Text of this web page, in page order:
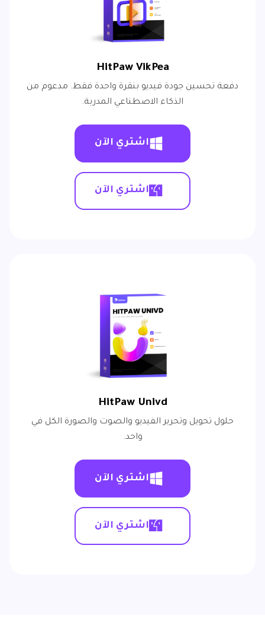
HitPaw VikPea
دفعة تحسين جودة فيديو بنقرة واحدة فقط. مدعوم من
الذكاء الاصطناعي المدربة.
اشتري الآن
اشتري الآن
HitPaw Univd
حلول تحويل وتحرير الفيديو والصوت والصورة الكل في
واحد.
اشتري الآن
اشتري الآن